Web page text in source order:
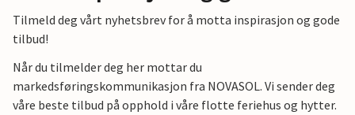
Tilmeld deg vårt nyhetsbrev for å motta inspirasjon og gode
tilbud!
Når du tilmelder deg her mottar du
markedsføringskommunikasjon fra NOVASOL. Vi sender deg
våre beste tilbud på opphold i våre flotte feriehus og hytter.